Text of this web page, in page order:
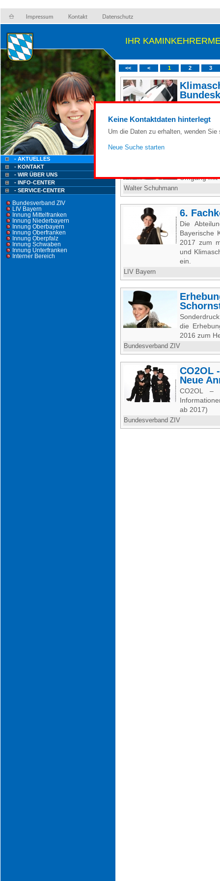
- AKTUELLES
- KONTAKT
- WIR ÜBER UNS
- INFO-CENTER
- SERVICE-CENTER
Bundesverband ZIV
LIV Bayern
Innung Mittelfranken
Innung Niederbayern
Innung Oberbayern
Innung Oberfranken
Innung Oberpfalz
Innung Schwaben
Innung Unterfranken
Interner Bereich
IHR
<< < 1 2 3
Walter Schuhmann
Umgang mit
Walter Schuhmann
6.
Die
Bayerische
2017 zum
und
ein.
LIV Bayern
die
2016 zum
Bundesverband ZIV
CO2OL
Neue
CO2OL
ab 2017)
Bundesverband ZIV
Keine Kontaktdaten hinterlegt
Um die Daten zu erhalten, wenden
Neue Suche starten